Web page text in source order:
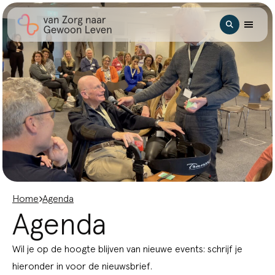
Ga naar hoofdinhoud
Zoeken
Home Agenda
Agenda
Wil je op de hoogte blijven van nieuwe events: schrijf je
hieronder in voor de nieuwsbrief.